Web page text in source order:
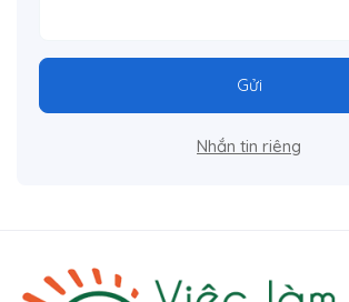
Gửi
Nhắn tin riêng